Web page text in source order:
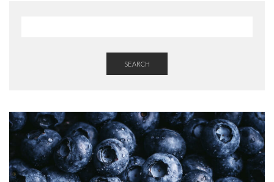
SEARCH